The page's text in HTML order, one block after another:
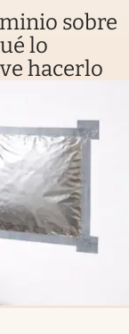
sobre
lo
hacerlo